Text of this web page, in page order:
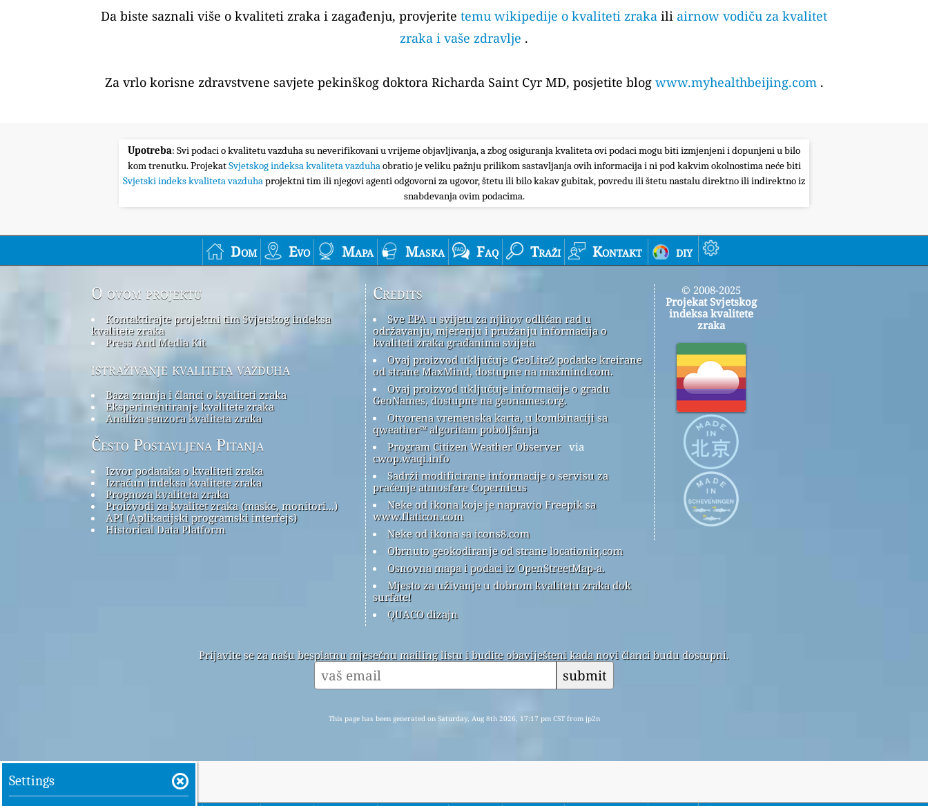
Da biste saznali više o kvaliteti zraka i zagađenju, provjerite temu wikipedije o kvaliteti zraka ili airnow vodiču za kvalitet
zraka i vaše zdravlje .
Za vrlo korisne zdravstvene savjete pekinškog doktora Richarda Saint Cyr MD, posjetite blog www.myhealthbeijing.com.
Upotreba: Svi podaci o kvalitetu vazduha su neverifikovani u vrijeme objavljivanja, a zbog osiguranja kvaliteta ovi podaci mogu biti izmjenjeni i dopunjeni u bilo
kom trenutku. ProjekatSvjetskog indeksa kvaliteta vazduhaobratio je veliku pažnju prilikom sastavljanja ovih informacija i ni pod kakvim okolnostima neće biti
Svjetski indeks kvaliteta vazduhaprojektni tim ili njegovi agenti odgovorni za ugovor, štetu ili bilo kakav gubitak, povredu ili štetu nastalu direktno ili indirektno iz
snabdevanja ovim podacima.
Dom Evo Mapa Maska Faq Traži Kontakt diy
O ovom projektu
Kontaktirajte projektni tim Svjetskog indeksa
kvalitete zraka
Press And Media Kit
istraživanje kvaliteta vazduha
Baza znanja i članci o kvaliteti zraka
Eksperimentiranje kvalitete zraka
Analiza senzora kvaliteta zraka
Često Postavljena Pitanja
Izvor podataka o kvaliteti zraka
Izračun indeksa kvalitete zraka
Prognoza kvaliteta zraka
Proizvodi za kvalitet zraka (maske, monitori...)
API (Aplikacijski programski interfejs)
Historical Data Platform
Credits
Sve EPA u svijetu za njihov odličan rad u
održavanju, mjerenju i pružanju informacija o
kvaliteti zraka građanima svijeta
Ovaj proizvod uključuje GeoLite2 podatke kreirane
od strane MaxMind, dostupne na maxmind.com.
Ovaj proizvod uključuje informacije o gradu
GeoNames, dostupne na geonames.org.
Otvorena vremenska karta, u kombinaciji sa
qweather™ algoritam poboljšanja
Program Citizen Weather Observer via
cwop.waqi.info
Sadrži modificirane informacije o servisu za
praćenje atmosfere Copernicus
Neke od ikona koje je napravio Freepik sa
www.flaticon.com
Neke od ikona sa icons8.com
Obrnuto geokodiranje od strane locationiq.com
Osnovna mapa i podaci iz OpenStreetMap-a.
Mjesto za uživanje u dobrom kvalitetu zraka dok
surfate!
QUACO dizajn
© 2008-2025
Projekat Svjetskog
indeksa kvalitete
zraka
Prijavite se za našu besplatnu mjesečnu mailing listu i budite obaviješteni kada novi članci budu dostupni.
submit
This page has been generated on Saturday, Aug 8th 2026, 17:17 pm CST from jp2n
Settings